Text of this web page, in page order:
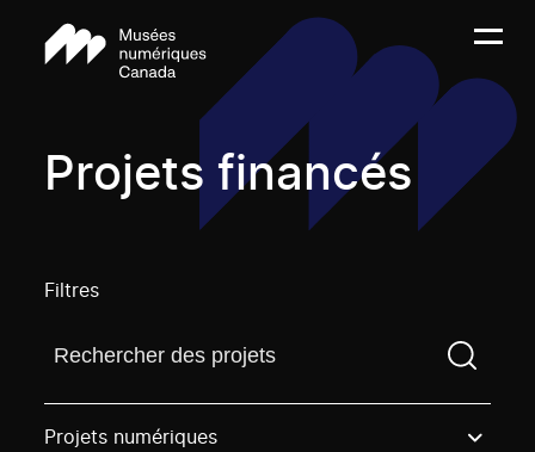
Projets financés
Filtres
Trouvez un projetVous devez saisir un terme de
Projets numériques